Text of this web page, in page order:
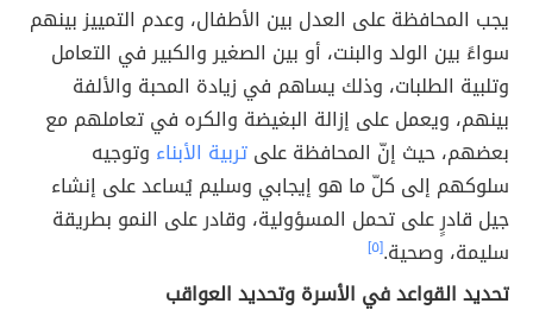
يجب المحافظة على العدل بين الأطفال، وعدم التمييز بينهم
سواءً بين الولد والبنت، أو بين الصغير والكبير في التعامل
وتلبية الطلبات، وذلك يساهم في زيادة المحبة والألفة
بينهم، ويعمل على إزالة البغيضة والكره في تعاملهم مع
بعضهم، حيث إنّ المحافظة علىتربية الأبناء وتوجيه
سلوكهم إلى كلّ ما هو إيجابي وسليم يُساعد على إنشاء
جيل قادرٍ على تحمل المسؤولية، وقادر على النمو بطريقة
سليمة، وصحية.[٥]
تحديد القواعد في الأسرة وتحديد العواقب